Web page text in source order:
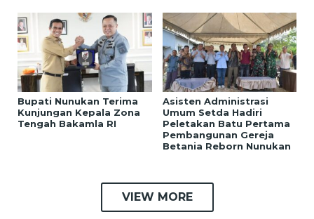
Bupati Nunukan Terima
Kunjungan Kepala Zona
Tengah Bakamla RI
Asisten Administrasi
Umum Setda Hadiri
Peletakan Batu Pertama
Pembangunan Gereja
Betania Reborn Nunukan
VIEW MORE